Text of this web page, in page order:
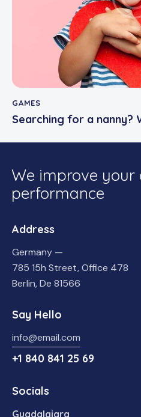
GAMES
Searching for a nanny?
We improve your
performance
Address
Germany —
785 15h Street, Office 478
Berlin, De 81566
Say Hello
info@email.com
+1 840 841 25 69
Socials
Guadalajara